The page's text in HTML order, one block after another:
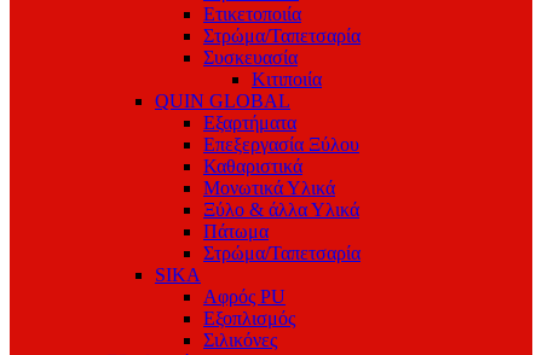
Ετικετοποιία
Στρώμα/Ταπετσαρία
Συσκευασία
Κιτιποιία
QUIN GLOBAL
Εξαρτήματα
Επεξεργασία Ξύλου
Καθαριστικά
Μονωτικά Υλικά
Ξύλο & άλλα Υλικά
Πάτωμα
Στρώμα/Ταπετσαρία
SIKA
Αφρός PU
Εξοπλισμός
Σιλικόνες